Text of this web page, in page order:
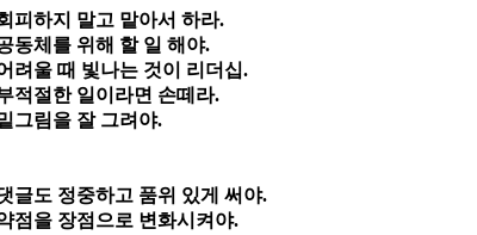
피하지 말고 맡아서 하라.
동체를 위해 할 일 해야.
려울 때 빛나는 것이 리더십.
적절한 일이라면 손떼라.
그림을 잘 그려야.
글도 정중하고 품위 있게 써야.
점을 장점으로 변화시켜야.